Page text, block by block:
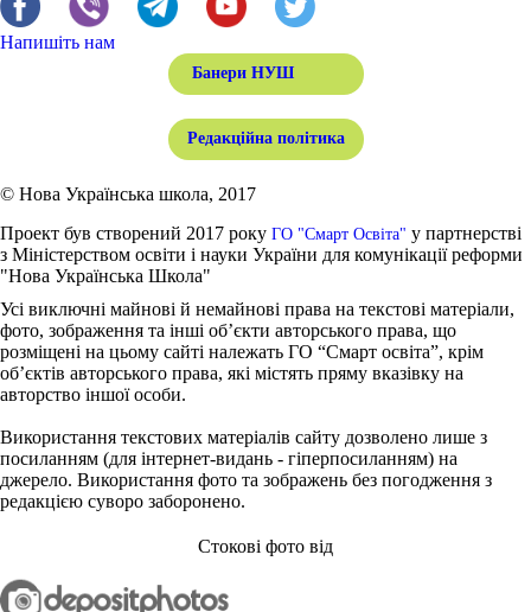
Напишіть нам
Банери НУШ
Редакційна політика
© Нова Українська школа, 2017
Проект був створений 2017 року ГО "Смарт Освіта" у партнерстві
з Міністерством освіти і науки України для комунікації реформи
"Нова Українська Школа"
Усі виключні майнові й немайнові права на текстові матеріали,
фото, зображення та інші об’єкти авторського права, що
розміщені на цьому сайті належать ГО “Смарт освіта”, крім
об’єктів авторського права, які містять пряму вказівку на
авторство іншої особи.
Використання текстових матеріалів сайту дозволено лише з
посиланням (для інтернет-видань - гіперпосиланням) на
джерело. Використання фото та зображень без погодження з
редакцією суворо заборонено.
Стокові фото від